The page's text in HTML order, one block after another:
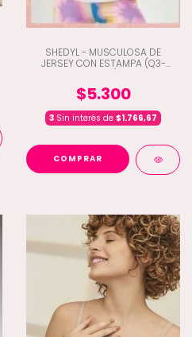
SHEDYL - MUSCULOSA DE
JERSEY CON ESTAMPA (Q3-
$5.300
3 Sin interés de $1.766,67
COMPRAR